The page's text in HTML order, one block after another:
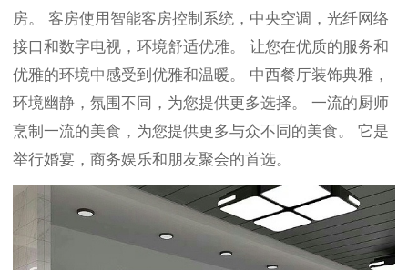
房。 客房使用智能客房控制系统，中央空调，光纤网络
接口和数字电视，环境舒适优雅。 让您在优质的服务和
优雅的环境中感受到优雅和温暖。 中西餐厅装饰典雅，
环境幽静，氛围不同，为您提供更多选择。 一流的厨师
烹制一流的美食，为您提供更多与众不同的美食。 它是
举行婚宴，商务娱乐和朋友聚会的首选。